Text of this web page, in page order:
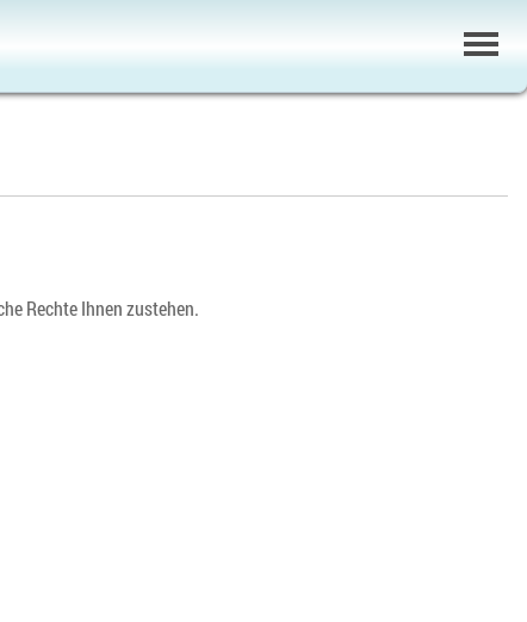
Rechte Ihnen zustehen.